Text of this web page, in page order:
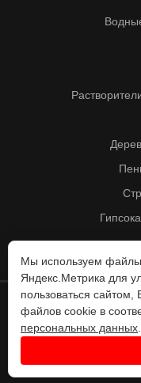
©
Мы используем файлы
Яндекс.Метрика для
пользоваться
файлов cookie в
персональных данных